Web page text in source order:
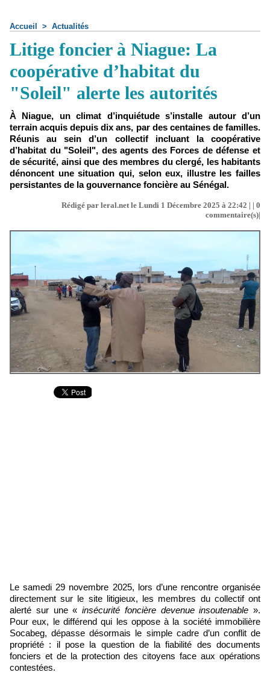
Accueil > Actualités
Litige foncier à Niague: La
coopérative d’habitat du
"Soleil" alerte les autorités
À Niague, un climat d’inquiétude s’installe autour d’un
terrain acquis depuis dix ans, par des centaines de familles.
Réunis au sein d’un collectif incluant la coopérative
d’habitat du "Soleil", des agents des Forces de défense et
de sécurité, ainsi que des membres du clergé, les habitants
dénoncent une situation qui, selon eux, illustre les failles
persistantes de la gouvernance foncière au Sénégal.
Rédigé par leral.net le Lundi 1 Décembre 2025 à 22:42 | | 0
commentaire(s)|
Le samedi 29 novembre 2025, lors d’une rencontre organisée
directement sur le site litigieux, les membres du collectif ont
alerté sur une « insécurité foncière devenue insoutenable ».
Pour eux, le différend qui les oppose à la société immobilière
Socabeg, dépasse désormais le simple cadre d’un conflit de
propriété : il pose la question de la fiabilité des documents
fonciers et de la protection des citoyens face aux opérations
contestées.